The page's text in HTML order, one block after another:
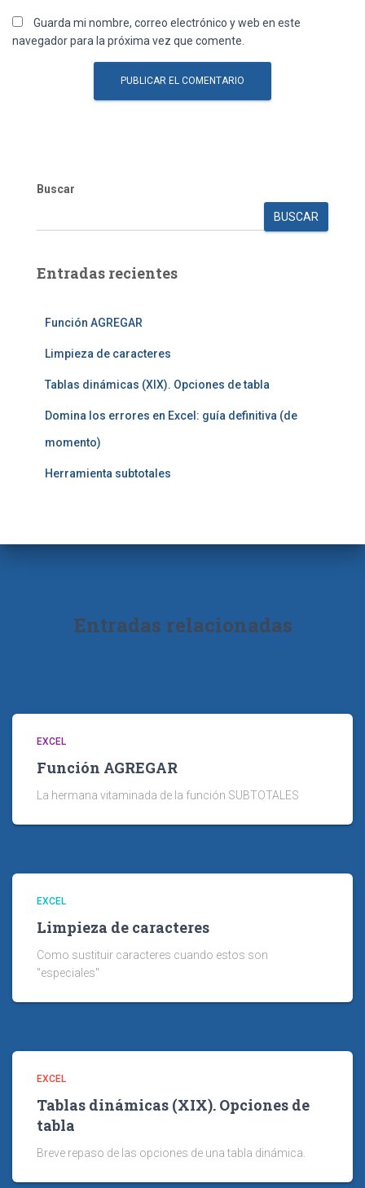
Guarda mi nombre, correo electrónico y web en este
navegador para la próxima vez que comente.
Buscar
BUSCAR
Entradas recientes
Función AGREGAR
Limpieza de caracteres
Tablas dinámicas (XIX). Opciones de tabla
Domina los errores en Excel: guía definitiva (de
momento)
Herramienta subtotales
Entradas relacionadas
EXCEL
Función AGREGAR
La hermana vitaminada de la función SUBTOTALES
EXCEL
Limpieza de caracteres
Como sustituir caracteres cuando estos son
"especiales"
EXCEL
Tablas dinámicas (XIX). Opciones de
tabla
Breve repaso de las opciones de una tabla dinámica.